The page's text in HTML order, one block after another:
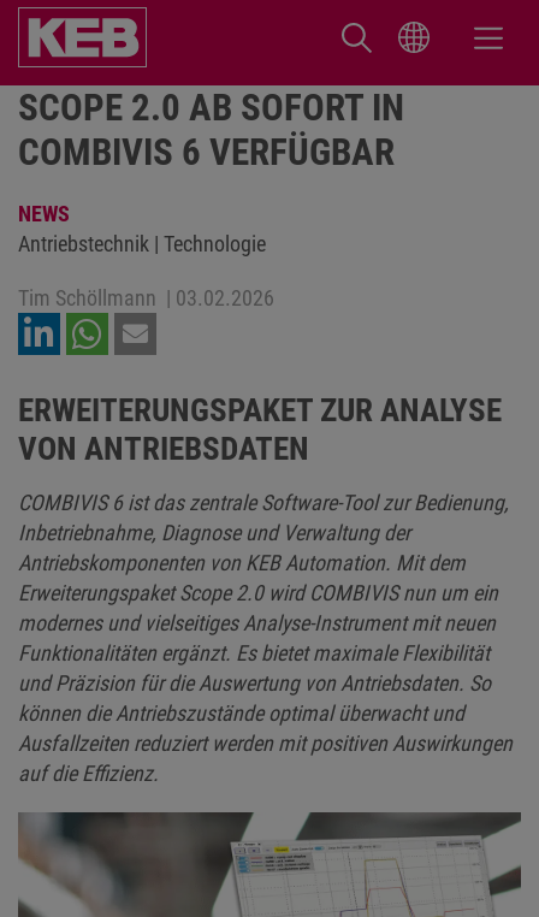
SCOPE 2.0 AB SOFORT IN
COMBIVIS 6 VERFÜGBAR
NEWS
Antriebstechnik | Technologie
Tim Schöllmann | 03.02.2026
ERWEITERUNGSPAKET ZUR ANALYSE
VON ANTRIEBSDATEN
COMBIVIS 6 ist das zentrale Software-Tool zur Bedienung,
Inbetriebnahme, Diagnose und Verwaltung der
Antriebskomponenten von KEB Automation. Mit dem
Erweiterungspaket Scope 2.0 wird COMBIVIS nun um ein
modernes und vielseitiges Analyse-Instrument mit neuen
Funktionalitäten ergänzt. Es bietet maximale Flexibilität
und Präzision für die Auswertung von Antriebsdaten. So
können die Antriebszustände optimal überwacht und
Ausfallzeiten reduziert werden mit positiven Auswirkungen
auf die Effizienz.